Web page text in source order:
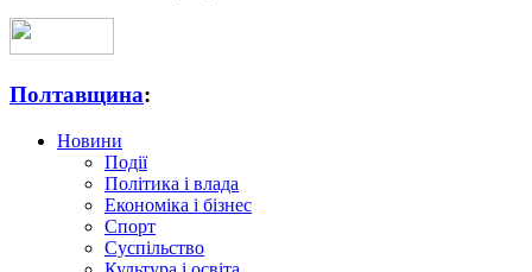
Полтавщина:
Новини
Події
Політика і влада
Економіка і бізнес
Спорт
Суспільство